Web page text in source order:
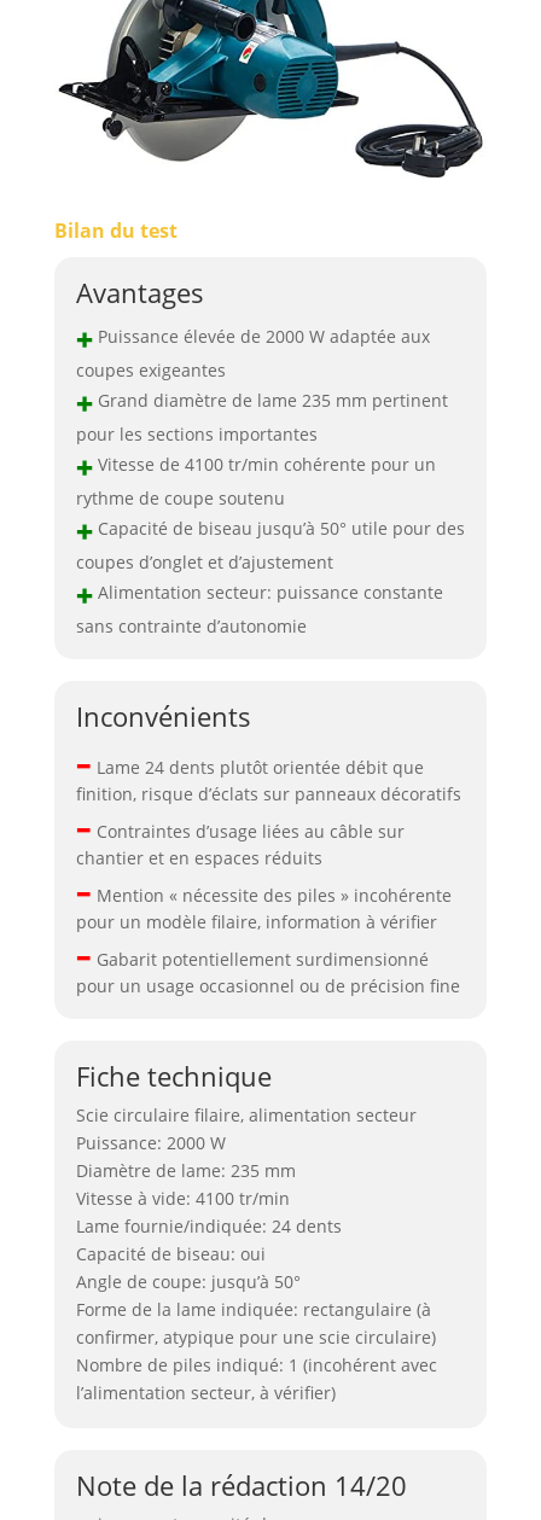
Bilan du test
Avantages
+Puissance élevée de 2000 W adaptée aux
coupes exigeantes
+Grand diamètre de lame 235 mm pertinent
pour les sections importantes
+Vitesse de 4100 tr/min cohérente pour un
rythme de coupe soutenu
+Capacité de biseau jusqu’à 50° utile pour des
coupes d’onglet et d’ajustement
+Alimentation secteur: puissance constante
sans contrainte d’autonomie
Inconvénients
– Lame 24 dents plutôt orientée débit que
finition, risque d’éclats sur panneaux décoratifs
– Contraintes d’usage liées au câble sur
chantier et en espaces réduits
– Mention « nécessite des piles » incohérente
pour un modèle filaire, information à vérifier
– Gabarit potentiellement surdimensionné
pour un usage occasionnel ou de précision fine
Fiche technique
Scie circulaire filaire, alimentation secteur
Puissance: 2000 W
Diamètre de lame: 235 mm
Vitesse à vide: 4100 tr/min
Lame fournie/indiquée: 24 dents
Capacité de biseau: oui
Angle de coupe: jusqu’à 50°
Forme de la lame indiquée: rectangulaire (à
confirmer, atypique pour une scie circulaire)
Nombre de piles indiqué: 1 (incohérent avec
l’alimentation secteur, à vérifier)
Note de la rédaction 14/20